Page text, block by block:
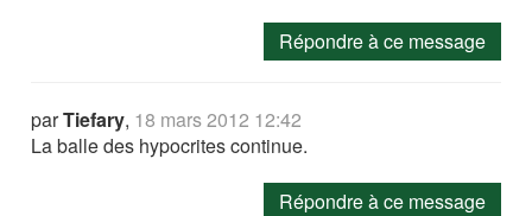
Répondre à ce message
parTiefary, 18 mars 2012 12:42
La balle des hypocrites continue.
Répondre à ce message